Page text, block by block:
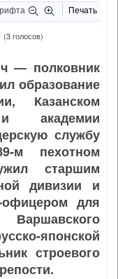
Печать
(3 голосов)
— полковник
образование
Казанском
академии
службу
пехотном
старшим
дивизии и
офицером для
японской
строевого